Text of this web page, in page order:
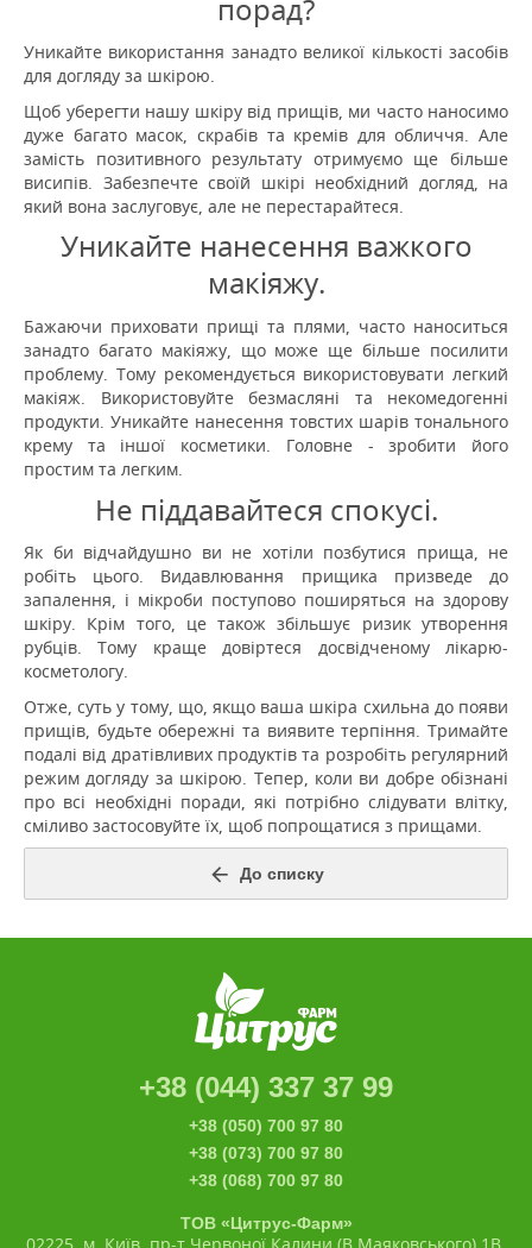
порад?
Уникайте використання занадто великої кількості засобів
для догляду за шкірою.
Щоб уберегти нашу шкіру від прищів, ми часто наносимо
дуже багато масок, скрабів та кремів для обличчя. Але
замість позитивного результату отримуємо ще більше
висипів. Забезпечте своїй шкірі необхідний догляд, на
який вона заслуговує, але не перестарайтеся.
Уникайте нанесення важкого
макіяжу.
Бажаючи приховати прищі та плями, часто наноситься
занадто багато макіяжу, що може ще більше посилити
проблему. Тому рекомендується використовувати легкий
макіяж. Використовуйте безмасляні та некомедогенні
продукти. Уникайте нанесення товстих шарів тонального
крему та іншої косметики. Головне - зробити його
простим та легким.
Не піддавайтеся спокусі.
Як би відчайдушно ви не хотіли позбутися прища, не
робіть цього. Видавлювання прищика призведе до
запалення, і мікроби поступово поширяться на здорову
шкіру. Крім того, це також збільшує ризик утворення
рубців.Тому краще довіртеся досвідченому лікарю-
косметологу.
Отже, суть у тому, що, якщо ваша шкіра схильна до появи
прищів, будьте обережні та виявите терпіння. Тримайте
подалі від дратівливих продуктів та розробіть регулярний
режим догляду за шкірою. Тепер, коли ви добре обізнані
про всі необхідні поради, які потрібно слідувати влітку,
сміливо застосовуйте їх, щоб попрощатися з прищами.
До списку
+38 (044) 337 37 99
+38 (050) 700 97 80
+38 (073) 700 97 80
+38 (068) 700 97 80
ТОВ «Цитрус-Фарм»